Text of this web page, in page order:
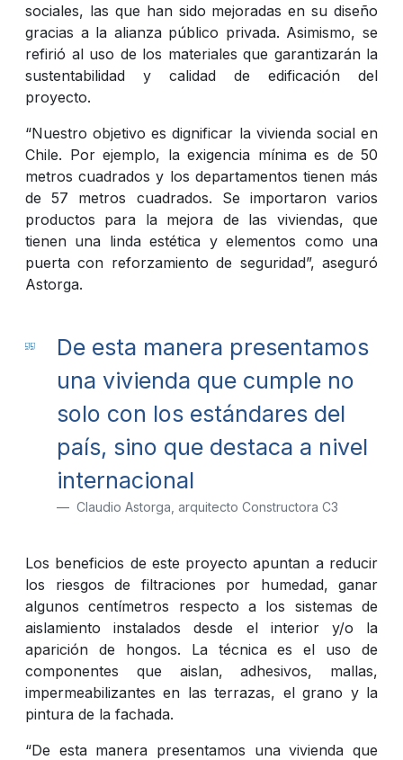
sociales, las que han sido mejoradas en su diseño
gracias a la alianza público privada. Asimismo, se
refirió al uso de los materiales que garantizarán la
sustentabilidad y calidad de edificación del
proyecto.
“Nuestro objetivo es dignificar la vivienda social en
Chile. Por ejemplo, la exigencia mínima es de 50
metros cuadrados y los departamentos tienen más
de 57 metros cuadrados. Se importaron varios
productos para la mejora de las viviendas, que
tienen una linda estética y elementos como una
puerta con reforzamiento de seguridad”, aseguró
Astorga.
De esta manera presentamos
una vivienda que cumple no
solo con los estándares del
país, sino que destaca a nivel
internacional
Claudio Astorga, arquitecto Constructora C3
Los beneficios de este proyecto apuntan a reducir
los riesgos de filtraciones por humedad, ganar
algunos centímetros respecto a los sistemas de
aislamiento instalados desde el interior y/o la
aparición de hongos. La técnica es el uso de
componentes que aislan, adhesivos, mallas,
impermeabilizantes en las terrazas, el grano y la
pintura de la fachada.
“De esta manera presentamos una vivienda que